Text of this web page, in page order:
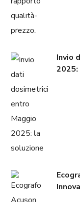
Invio